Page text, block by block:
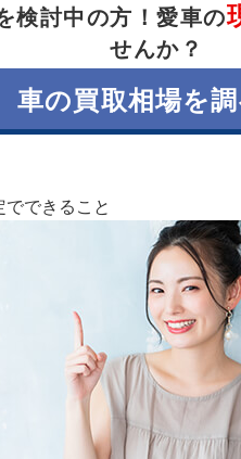
く売るなら一括査定サービス
話査定を依頼するのは手間が
入力で複数社に依頼でき、実
。
検討中の方！愛車の
せんか？
車の買取相場を
できること